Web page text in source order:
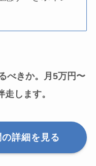
べきか。月5万円〜
します。
詳細を見る